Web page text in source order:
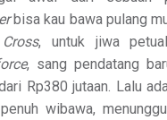
bisa kau bawa pulang
, untuk jiwa
, sang pendatang
Rp380 jutaan. Lalu
wibawa,